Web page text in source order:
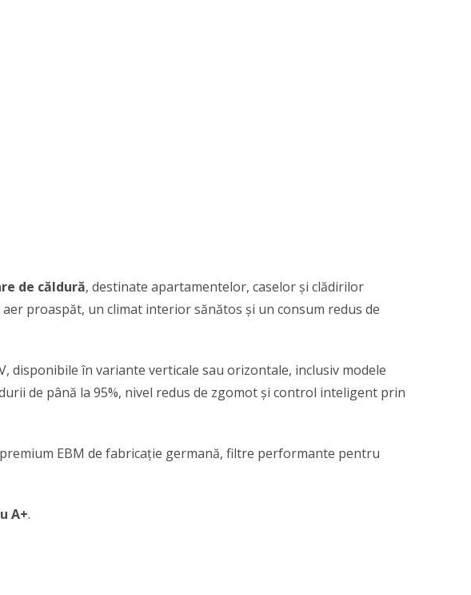
de căldură, destinate apartamentelor, caselor și clădirilor
proaspăt, un climat interior sănătos și un consum redus de
disponibile în variante verticale sau orizontale, inclusiv modele
de până la 95%, nivel redus de zgomot și control inteligent prin
EBM de fabricație germană, filtre performante pentru
A+.